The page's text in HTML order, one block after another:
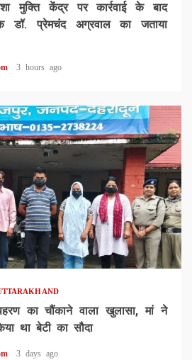
मुक्ति केंद्र पर कार्रवाई के बाद
डॉ. प्रेमचंद अग्रवाल का जताया
3 hours ago
का चौंकाने वाला खुलासा, मां ने
था बेटी का सौदा
3 days ago